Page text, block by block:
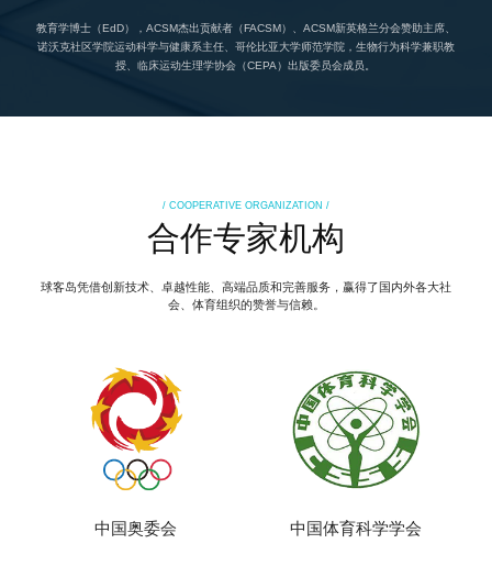
教育学博士（EdD），ACSM杰出贡献者（FACSM）、ACSM新英格兰分会赞助主席、
诺沃克社区学院运动科学与健康系主任、哥伦比亚大学师范学院，生物行为科学兼职教
授、临床运动生理学协会（CEPA）出版委员会成员。
/ COOPERATIVE ORGANIZATION /
合作专家机构
球客岛凭借创新技术、卓越性能、高端品质和完善服务，赢得了国内外各大社
会、体育组织的赞誉与信赖。
中国奥委会 中国体育科学学会